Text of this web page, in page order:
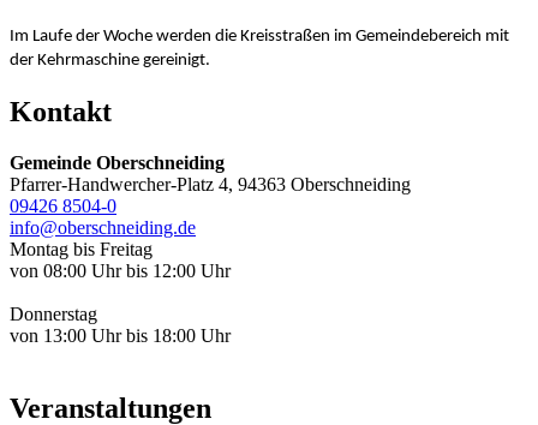
Im Laufe der Woche werden die Kreisstraßen im Gemeindebereich mit
der Kehrmaschine gereinigt.
Kontakt
Gemeinde Oberschneiding
Pfarrer-Handwercher-Platz 4, 94363 Oberschneiding
09426 8504-0
info@oberschneiding.de
Montag bis Freitag
von 08:00 Uhr bis 12:00 Uhr
Donnerstag
von 13:00 Uhr bis 18:00 Uhr
Veranstaltungen